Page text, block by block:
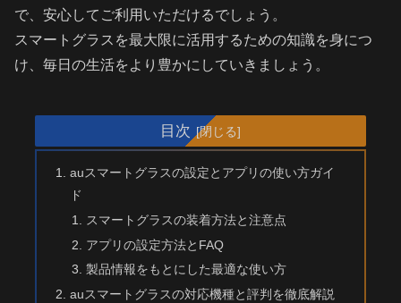
で、安心してご利用いただけるでしょう。
スマートグラスを最大限に活用するための知識を身につ
け、毎日の生活をより豊かにしていきましょう。
目次
auスマートグラスの設定とアプリの使い方ガイ
ド
スマートグラスの装着方法と注意点
アプリの設定方法とFAQ
製品情報をもとにした最適な使い方
auスマートグラスの対応機種と評判を徹底解説